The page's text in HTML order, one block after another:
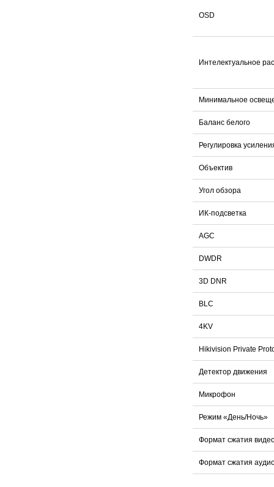
OSD
Интелектуальное
Минимальное
Баланс белого
Регулировка
Объектив
Угол обзора
ИК-подсветка
AGC
DWDR
3D DNR
BLC
4KV
Hikivision Private
Детектор движения
Микрофон
Режим «День/Ночь»
Формат сжатия
Формат сжатия